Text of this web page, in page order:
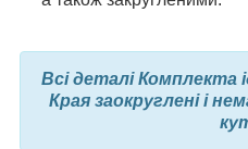
Всі деталі Комплекта
Края заокруглені і